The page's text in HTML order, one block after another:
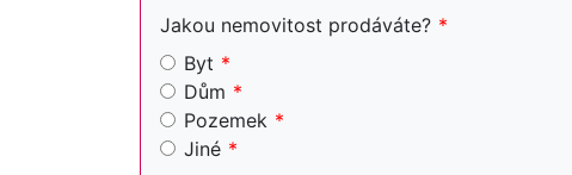
Jakou nemovitost prodáváte?
Byt
Dům
Pozemek
Jiné